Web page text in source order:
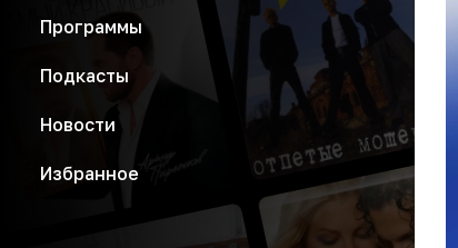
Программы
Подкасты
Новости
Избранное